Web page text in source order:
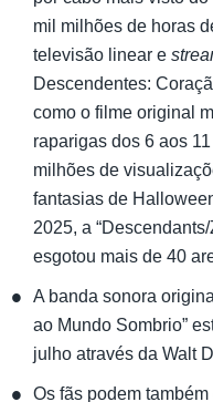
mil milhões de horas
televisão linear e
Descendentes:
como o filme original
raparigas dos 6 aos
milhões de
fantasias de
2025, a
esgotou mais de 40
A banda sonora
ao Mundo Sombrio”
julho através da Walt
Os fãs podem